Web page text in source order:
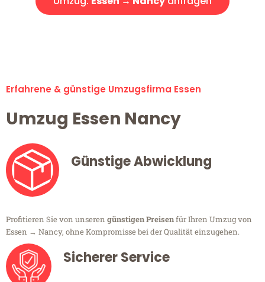
Erfahrene & günstige Umzugsfirma Essen
Umzug Essen Nancy
Günstige Abwicklung
Profitieren Sie von unseren günstigen Preisenfür Ihren Umzug von
Essen → Nancy, ohne Kompromisse bei der Qualität einzugehen.
Sicherer Service